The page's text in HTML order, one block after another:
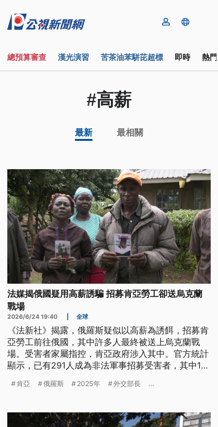
總預算審查 漢光演習 苦茶油苯駢芘超標 即時 熱
#高薪
最新 最相關
法媒揭俄國疑用高薪誘騙 招募肯亞勞工卻送烏克蘭
戰場
2026/6/24 19:40 全球
《法新社》揭露，俄羅斯疑似以高薪為誘餌，招募肯
亞勞工前往俄國，其中許多人最終被送上烏克蘭戰
場。受害者家屬指控，肯亞政府涉入其中。官方統計
顯示，已有291人成為非法軍事招募受害者，其中19
人，引發外界高度關注。
肯亞 俄羅斯 2025年 外交部長 ...